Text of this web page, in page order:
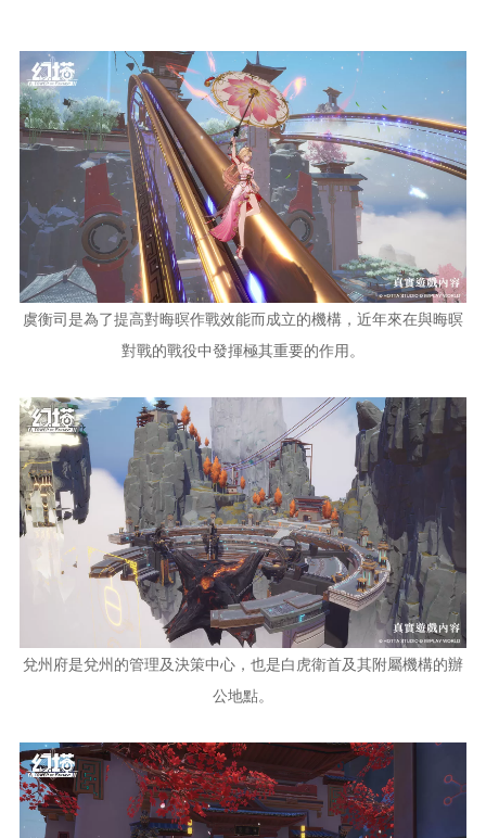
虞衡司是為了提高對晦暝作戰效能而成立的機構，近年來在與晦暝
對戰的戰役中發揮極其重要的作用。
兌州府是兌州的管理及決策中心，也是白虎衛首及其附屬機構的辦
公地點。